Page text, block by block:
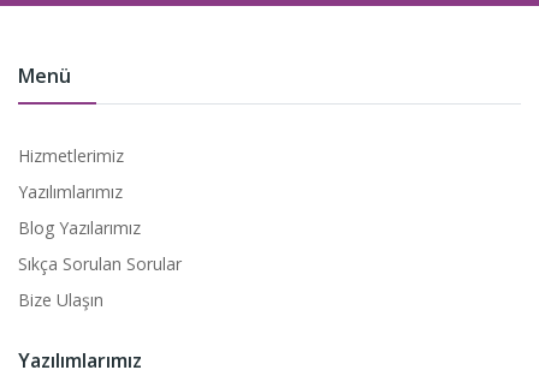
Menü
Hizmetlerimiz
Yazılımlarımız
Blog Yazılarımız
Sıkça Sorulan Sorular
Bize Ulaşın
Yazılımlarımız